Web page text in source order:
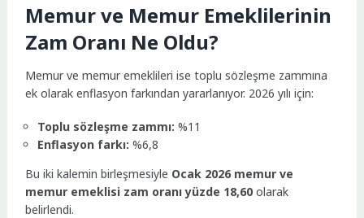
Memur ve Memur Emeklilerinin
Zam Oranı Ne Oldu?
Memur ve memur emeklileri ise toplu sözleşme zammına
ek olarak enflasyon farkından yararlanıyor. 2026 yılı için:
Toplu sözleşme zammı: %11
Enflasyon farkı: %6,8
Bu iki kalemin birleşmesiyle Ocak 2026 memur ve
memur emeklisi zam oranı yüzde 18,60 olarak
belirlendi.